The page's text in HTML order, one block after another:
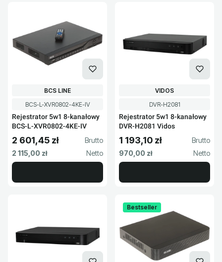
Kod produktu
BCS-L-XVR0802-4KE-IV
Rejestrator 5w1 8-kanałowy
BCS-L-XVR0802-4KE-IV
PRODUCENT
BCS LINE
Cena brutto
2 601,45 zł
Cena netto
2 115,00 zł
Kod produktu
DVR-H2081
Rejestrator 5w1 8-kanałowy
DVR-H2081 Vidos
PRODUCENT
VIDOS
Cena brutto
1 193,10 zł
Cena netto
970,00 zł
Bestseller